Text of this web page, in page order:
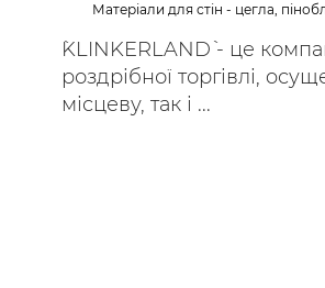
Матеріали для стін - цегла,
`KLINKERLAND` - це
роздрібної торгівлі,
місцеву, так і ...